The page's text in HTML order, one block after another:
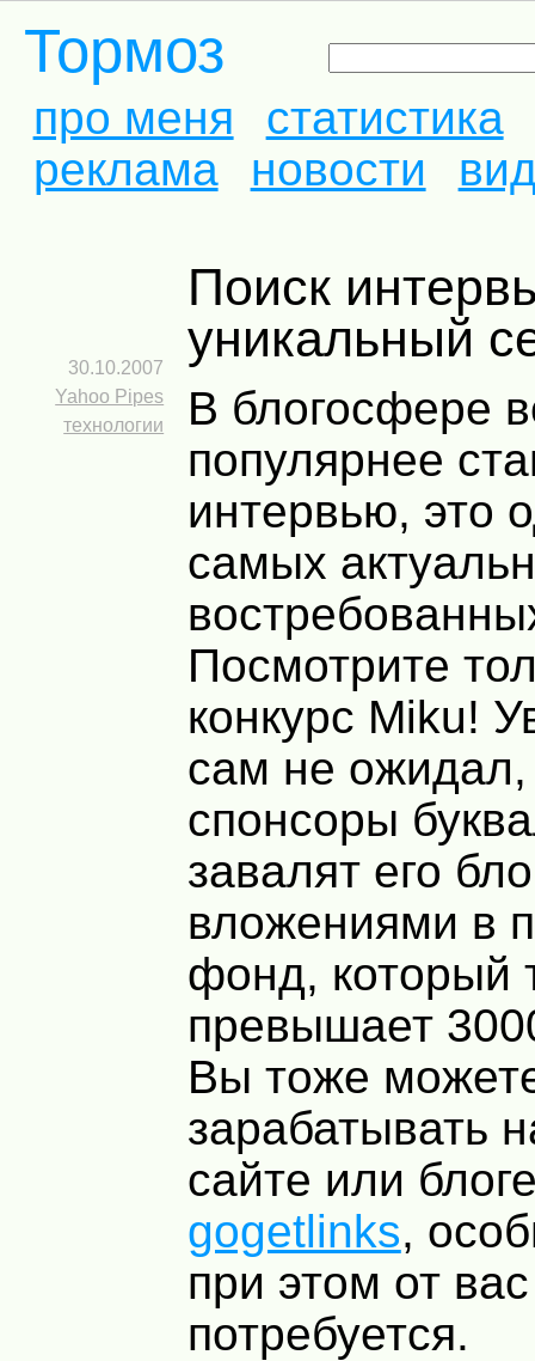
Тормоз
про меня
статистика
реклама
новости
Поиск интервью —
уникальный
30.10.2007
Yahoo Pipes
технологии
В блогосфере
популярнее
интервью, это
самых
Посмотрите
конкурс Miku!
сам не ожидал,
спонсоры
завалят его
вложениями в
фонд, который
превышает
Вы тоже
зарабатывать
сайте или
gogetlinks,
при этом от
потребуется.